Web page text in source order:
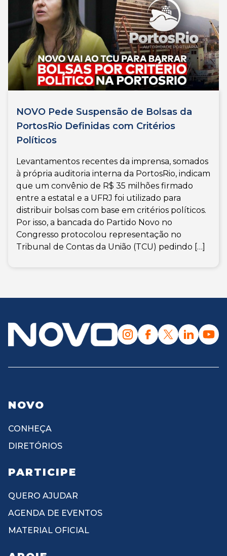
NOVO Pede Suspensão de Bolsas da
PortosRio Definidas com Critérios
Políticos
Levantamentos recentes da imprensa, somados
à própria auditoria interna da PortosRio, indicam
que um convênio de R$ 35 milhões firmado
entre a estatal e a UFRJ foi utilizado para
distribuir bolsas com base em critérios políticos.
Por isso, a bancada do Partido Novo no
Congresso protocolou representação no
Tribunal de Contas da União (TCU) pedindo […]
NOVO
CONHEÇA
DIRETÓRIOS
PARTICIPE
QUERO AJUDAR
AGENDA DE EVENTOS
MATERIAL OFICIAL